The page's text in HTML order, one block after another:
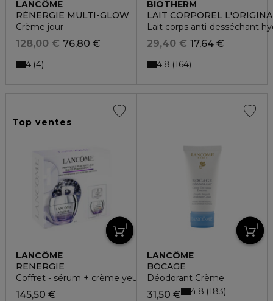
LANCÔME
RÉNERGIE MULTI-GLOW
Crème jour
76,80 €
128,00 €
4 4
BIOTHERM
LAIT CORPOREL
Lait corps anti-desséchant
17,64 €
29,40 €
4.8 164
Top ventes
LANCÔME
RENERGIE
Coffret - sérum + crème yeux + crème rides
145,50 €
LANCÔME
BOCAGE
Déodorant Crème
31,50 € 4.8 183